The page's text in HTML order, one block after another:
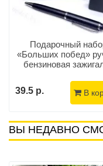
Подарочный
«Больших побед»
бензиновая
39.5 р. В
ВЫ НЕДАВНО